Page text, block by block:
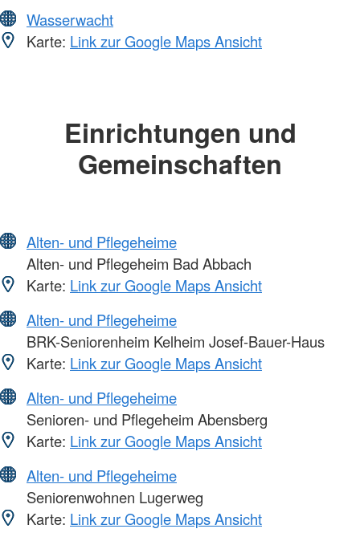
Wasserwacht
Karte: Link zur Google Maps Ansicht
Einrichtungen und
Gemeinschaften
Alten- und Pflegeheime
Alten- und Pflegeheim Bad Abbach
Karte: Link zur Google Maps Ansicht
Alten- und Pflegeheime
BRK-Seniorenheim Kelheim Josef-Bauer-Haus
Karte: Link zur Google Maps Ansicht
Alten- und Pflegeheime
Senioren- und Pflegeheim Abensberg
Karte: Link zur Google Maps Ansicht
Alten- und Pflegeheime
Seniorenwohnen Lugerweg
Karte: Link zur Google Maps Ansicht